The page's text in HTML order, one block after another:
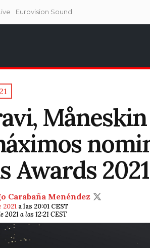
Eurovision Sound
Awards 2021
Carabaña Menéndez
2021 a las 20:01 CEST
a las 12:21 CEST